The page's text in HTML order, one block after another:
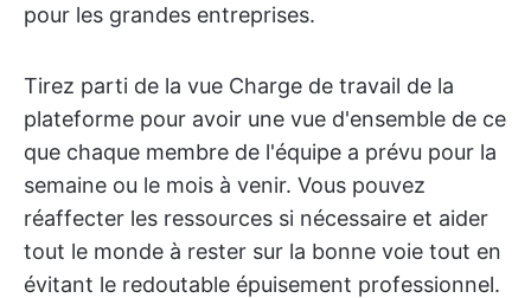
pour les grandes entreprises.
Tirez parti de la vue Charge de travail de la
plateforme pour avoir une vue d'ensemble de ce
que chaque membre de l'équipe a prévu pour la
semaine ou le mois à venir. Vous pouvez
réaffecter les ressources si nécessaire et aider
tout le monde à rester sur la bonne voie tout en
évitant le redoutable épuisement professionnel.